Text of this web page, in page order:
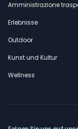
Amministrazione
Erlebnisse
Outdoor
Kunst und Kultur
Wellness